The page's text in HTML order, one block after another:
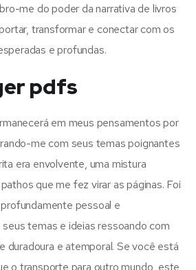
me do poder da narrativa de livros
transformar e conectar com os
e profundas.
pdfs
em meus pensamentos por
me com seus temas poignantes
era envolvente, uma mistura
que me fez virar as páginas. Foi
pessoal e
temas e ideias ressoando com
duradoura e atemporal. Se você está
o transporte para outro mundo, este